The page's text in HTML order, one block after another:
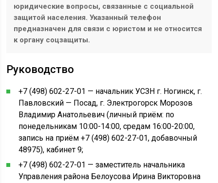
юридические вопросы, связанные с социальной
защитой населения. Указанный телефон
предназначен для связи с юристом и не относится
к органу соцзащиты.
Руководство
+7 (498) 602-27-01 — начальник УСЗН г. Ногинск, г.
Павловский — Посад, г. Электрогорск Морозов
Владимир Анатольевич (личный приём: по
понедельникам 10:00-14:00, средам 16:00-20:00,
запись на приём +7 (498) 602-27-01, добавочный
48975), кабинет 9;
+7 (498) 602-27-01 — заместитель начальника
Управления района Белоусова Ирина Викторовна